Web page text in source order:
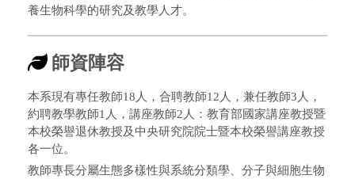
養生物科學的研究及教學人才。
師資陣容
本系現有專任教師18人，合聘教師12人，兼任教師3人，
約聘教學教師1人，講座教師2人：教育部國家講座教授暨
本校榮譽退休教授及中央研究院院士暨本校榮譽講座教授
各一位。
教師專長分屬生態多樣性與系統分類學、分子與細胞生物